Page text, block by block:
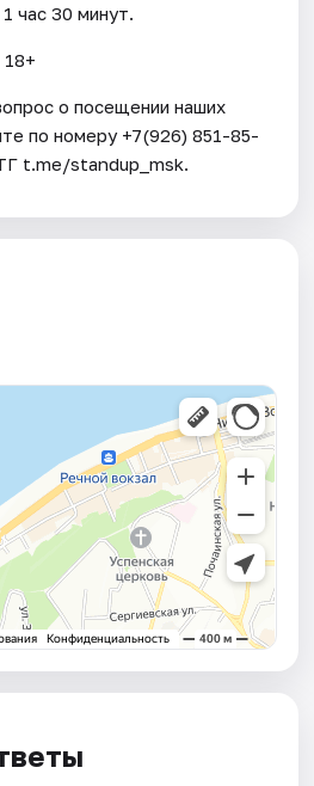
час 30 минут.
о посещении наших
по номеру +7(926) 851-85-
t.me/standup_msk.